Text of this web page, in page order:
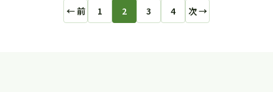
← 前 1 2 3 4 次 →